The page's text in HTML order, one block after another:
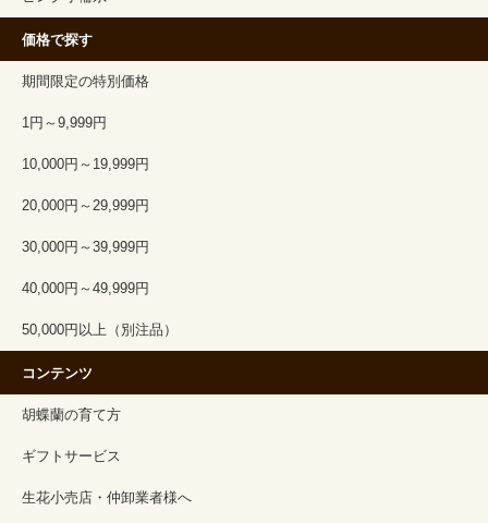
価格で探す
期間限定の特別価格
1円～9,999円
10,000円～19,999円
20,000円～29,999円
30,000円～39,999円
40,000円～49,999円
50,000円以上（別注品）
コンテンツ
胡蝶蘭の育て方
ギフトサービス
生花小売店・仲卸業者様へ